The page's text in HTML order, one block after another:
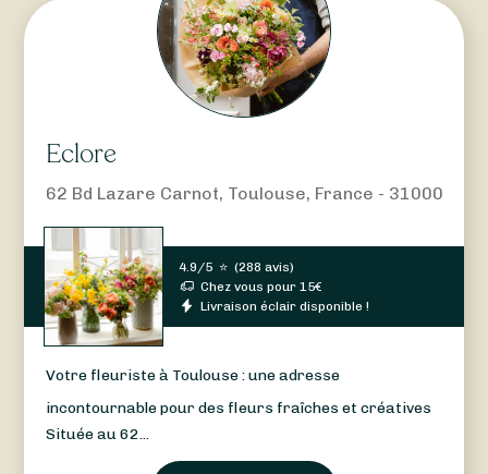
Eclore
62 Bd Lazare Carnot, Toulouse, France - 31000
4.9/5 ⭐ (288 avis)
Chez vous pour15€
Livraison éclair disponible !
Votre fleuriste à Toulouse : une adresse
incontournable pour des fleurs fraîches et créatives
Située au 62...